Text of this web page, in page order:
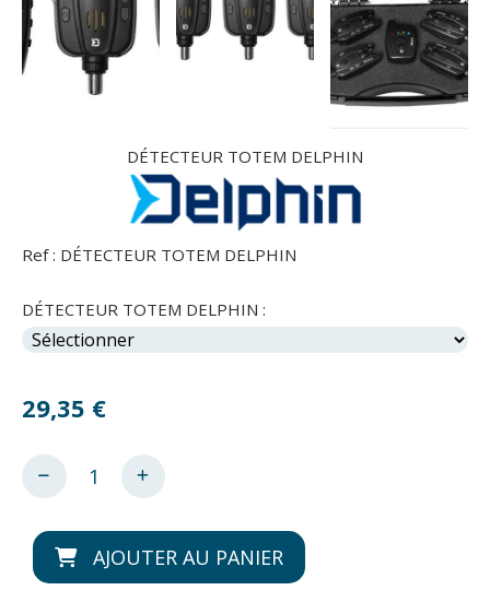
DÉTECTEUR TOTEM DELPHIN
Ref : DÉTECTEUR TOTEM DELPHIN
DÉTECTEUR TOTEM DELPHIN :
29,35 €
AJOUTER AU PANIER